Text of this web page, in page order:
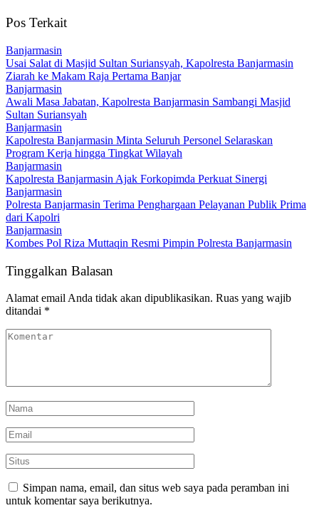
Pos Terkait
Banjarmasin
Usai Salat di Masjid Sultan Suriansyah, Kapolresta Banjarmasin
Ziarah ke Makam Raja Pertama Banjar
Banjarmasin
Awali Masa Jabatan, Kapolresta Banjarmasin Sambangi Masjid
Sultan Suriansyah
Banjarmasin
Kapolresta Banjarmasin Minta Seluruh Personel Selaraskan
Program Kerja hingga Tingkat Wilayah
Banjarmasin
Kapolresta Banjarmasin Ajak Forkopimda Perkuat Sinergi
Banjarmasin
Polresta Banjarmasin Terima Penghargaan Pelayanan Publik Prima
dari Kapolri
Banjarmasin
Kombes Pol Riza Muttaqin Resmi Pimpin Polresta Banjarmasin
Tinggalkan Balasan
Alamat email Anda tidak akan dipublikasikan. Ruas yang wajib
ditandai *
Simpan nama, email, dan situs web saya pada peramban ini
untuk komentar saya berikutnya.